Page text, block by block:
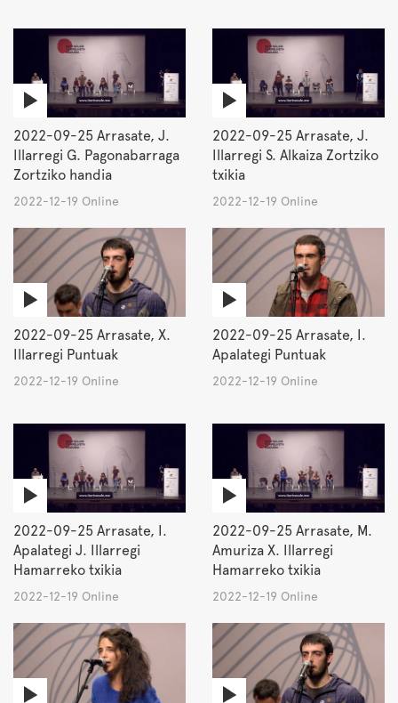
2022-09-25 Arrasate, J.
Illarregi G. Pagonabarraga
Zortziko handia
2022-12-19 Online
2022-09-25 Arrasate, J.
Illarregi S. Alkaiza Zortziko
txikia
2022-12-19 Online
2022-09-25 Arrasate, X.
Illarregi Puntuak
2022-12-19 Online
2022-09-25 Arrasate, I.
Apalategi Puntuak
2022-12-19 Online
2022-09-25 Arrasate, I.
Apalategi J. Illarregi
Hamarreko txikia
2022-12-19 Online
2022-09-25 Arrasate, M.
Amuriza X. Illarregi
Hamarreko txikia
2022-12-19 Online